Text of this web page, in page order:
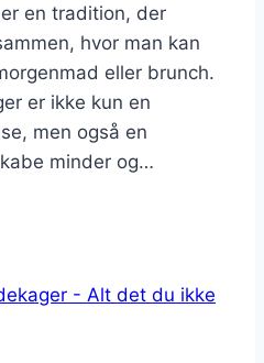
en tradition, der
hvor man kan
eller brunch.
er ikke kun en
men også en
minder og…